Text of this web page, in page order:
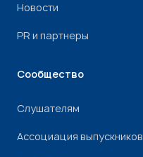
Новости
PR и партнеры
Сообщество
Слушателям
Ассоциация выпускников